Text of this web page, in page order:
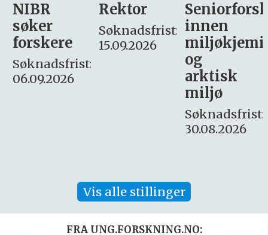
Rektor
Søknadsfrist:
15.09.2026
Seniorforsker
innen
miljøkjemi
søker
– fast
Søknadsfrist:
16. august.
Vis alle stillinger
FRA UNG.FORSKNING.NO: